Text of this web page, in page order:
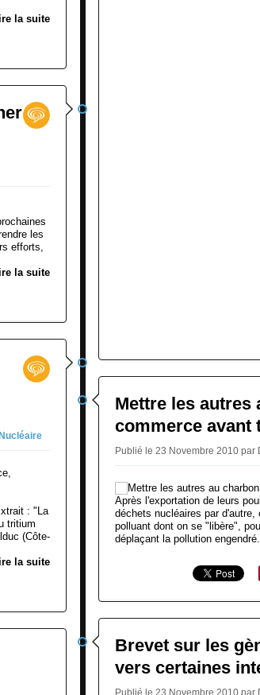
la suite
les
efforts,
la suite
Nucléaire
: "La
tritium
(Côte-
la suite
Mettre les autres
commerce avant
Publié le 23 Novembre 2010 par
Après l'exportation de leurs
déchets nucléaires par
polluant dont on se "libère",
déplaçant la pollution
Brevet sur les
vers certaines
Publié le 23 Novembre 2010 par